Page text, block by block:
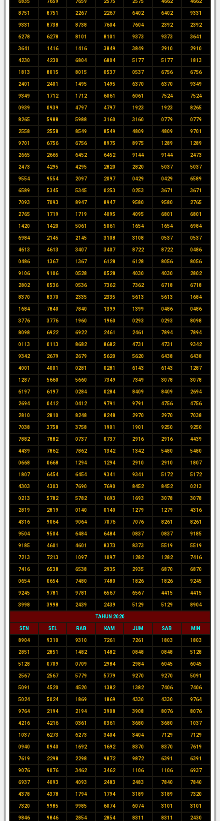
6835 7659 7659 2575 2575 4662 4662
8751 8751 2267 2267 6402 6402 9331
9331 8738 8738 7604 7604 2392 2392
6278 6278 8101 8101 9373 9373 3641
3641 1416 1416 3849 3849 2910 2910
4230 4230 6804 6804 5177 5177 1813
1813 8015 8015 0537 0537 6756 6756
2401 2401 1495 1495 6370 6370 9349
9349 1712 1712 6061 6061 7524 7524
0939 0939 4797 4797 1923 1923 8265
8265 5988 5988 3160 3160 0779 0779
2558 2558 8549 8549 4809 4809 9701
9701 6756 6756 8975 8975 1289 1289
2665 2665 6452 6452 9144 9144 2473
2473 4295 4295 2820 2820 5037 5037
9554 9554 2097 2097 0429 0429 6589
6589 5345 5345 0253 0253 3671 3671
7093 7093 8947 8947 9580 9580 2765
2765 1719 1719 4095 4095 6801 6801
1420 1420 5061 5061 1654 1654 6984
6984 2145 2145 3108 3108 0537 0537
4613 4613 3407 3407 8722 8722 0486
0486 1367 1367 6128 6128 8056 8056
9106 9106 0528 0528 4030 4030 2802
2802 0536 0536 7362 7362 6718 6718
8370 8370 2335 2335 5613 5613 1684
1684 7840 7840 1399 1399 0486 0486
3776 3776 1960 1960 0293 0293 8098
8098 6922 6922 2461 2461 7894 7894
0113 0113 8682 8682 4731 4731 9342
9342 2679 2679 5620 5620 6438 6438
4001 4001 0281 0281 6143 6143 1287
1287 5660 5660 7349 7349 3078 3078
6197 6197 0284 0284 8409 8409 2694
2694 0412 0412 9791 9791 4756 4756
2810 2810 8248 8248 2970 2970 7038
7038 3758 3758 1901 1901 9250 9250
7882 7882 0737 0737 2916 2916 4439
4439 7862 7862 1342 1342 5480 5480
0668 0668 1294 1294 2910 2910 1807
1807 6454 6454 9341 9341 5172 5172
4303 4303 7690 7690 8452 8452 0213
0213 5782 5782 1693 1693 3078 3078
2819 2819 0140 0140 1279 1279 4316
4316 9064 9064 7076 7076 8261 8261
9504 9504 6484 6484 0837 0837 9185
9185 4601 4601 8373 8373 5519 5519
7213 7213 1097 1097 1282 1282 7416
7416 6538 6538 2935 2935 6870 6870
0654 0654 7480 7480 1826 1826 9245
9245 9781 9781 6567 6567 4415 4415
3998 3998 2439 2439 5129 5129 8904
TAHUN 2020
SEN SEL RAB KAM JUM SAB MIN
8904 9310 9310 7261 7261 1803 1803
2851 2851 1482 1482 0848 0848 5128
5128 0709 0709 2984 2984 6045 6045
2567 2567 5779 5779 9270 9270 5091
5091 4520 4520 1382 1382 7406 7406
5024 5024 1869 1869 4330 4330 9764
9764 2194 2194 3908 3908 8076 8076
4216 4216 0361 0361 3680 3680 1037
1037 6273 6273 3404 3404 7129 7129
0940 0940 1692 1692 8370 8370 7619
7619 2298 2298 9872 9872 6391 6391
9076 9076 3462 3462 1106 1106 6937
6937 4093 4093 2483 2483 7840 7840
4378 4378 1794 1794 3189 3189 7320
7320 9985 9985 6074 6074 3101 3101
9846 9846 2854 2854 8311 8311 2430